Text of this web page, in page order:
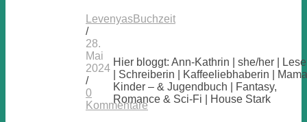
LevenyasBuchzeit
/
28.
Mai
2024
/
0
Kommentare
Hier bloggt: Ann-Kathrin | she/her |
| Schreiberin | Kaffeeliebhaberin |
Kinder – & Jugendbuch | Fantasy,
Romance & Sci-Fi | House Stark